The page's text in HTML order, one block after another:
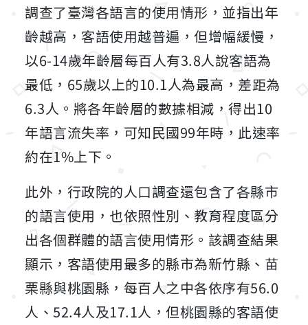
調查了臺灣各語言的使用情形，並指出年
齡越高，客語使用越普遍，但增幅緩慢，
以6-14歲年齡層每百人有3.8人說客語為
最低，65歲以上的10.1人為最高，差距為
6.3人。將各年齡層的數據相減，得出10
年語言流失率，可知民國99年時，此速率
約在1%上下。
此外，行政院的人口調查還包含了各縣市
的語言使用，也依照性別、教育程度區分
出各個群體的語言使用情形。該調查結果
顯示，客語使用最多的縣市為新竹縣、苗
栗縣與桃園縣，每百人之中各依序有56.0
人、52.4人及17.1人，但桃園縣的客語使